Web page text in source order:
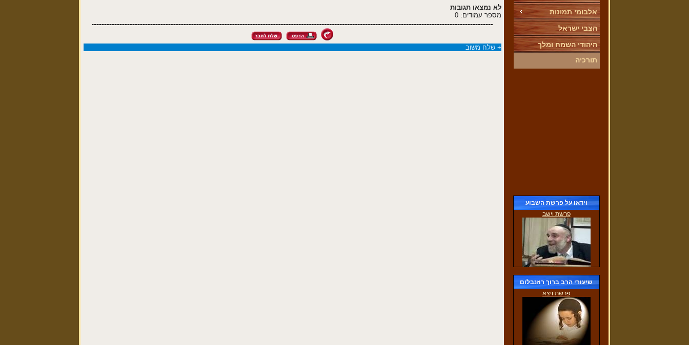
תפילת שחרית של ילדי הגן
(30/11/2016)אלבומי תמונות
הצבי ישראל
היהודי השמח ומלך
תורכיה
וידאו על פרשת השבוע
פרשת וישב
שיעורי הרב ברוך רוזנבלום
פרשת ויצא
לא נמצאו תגובות
מספר עמודים: 0
+ שלח משוב